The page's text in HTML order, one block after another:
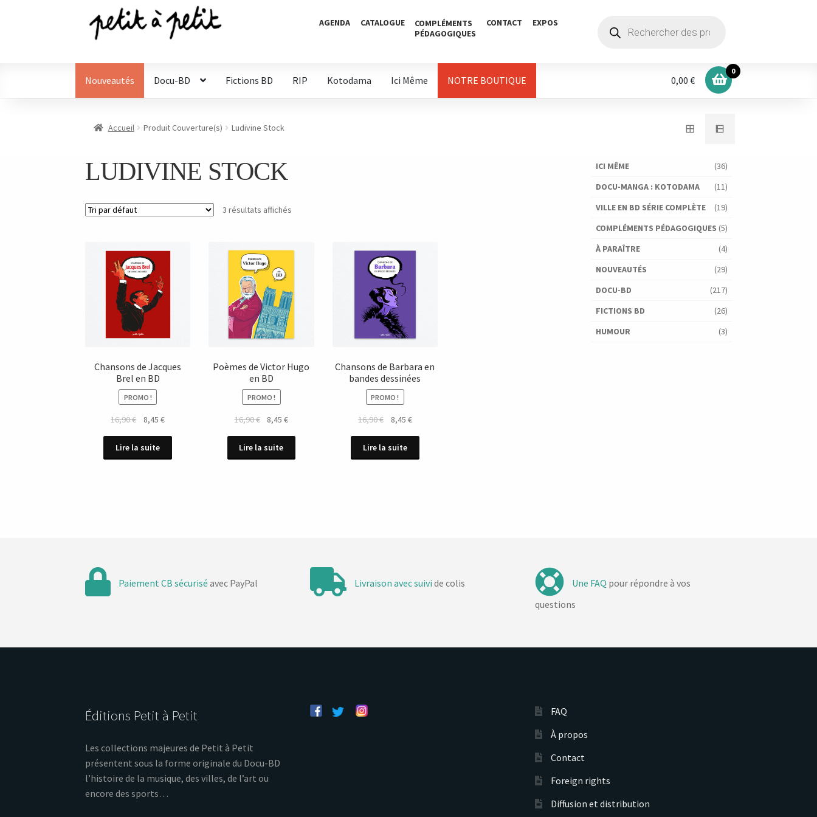
Aller
navigation
Aller
AGENDA CATALOGUE
COMPLÉMENTS
PÉDAGOGIQUES
CONTACT EXPOS
produits
Nouveautés Docu-BD Fictions BD RIP Kotodama Ici Même NOTRE BOUTIQUE 0,00 €
0
Accueil Produit Couverture(s) Ludivine Stock
LUDIVINE STOCK
3 résultats affichés
Chansons de Jacques
Brel en BD
PROMO !
16,90€
Le
initial
était :
8,45€Le
est :
Lire la suite
Poèmes de Victor Hugo
en BD
PROMO !
16,90€
Le
initial
était :
8,45€Le
est :
Lire la suite
Chansons de Barbara en
bandes dessinées
PROMO !
16,90€
Le
initial
était :
8,45 €Le
est :
Lire la suite
ICI MÊME
(36)
DOCU-MANGA : KOTODAMA
(11)
VILLE EN BD SÉRIE COMPLÈTE
(19)
COMPLÉMENTS PÉDAGOGIQUES (5)
À PARAÎTRE
(4)
NOUVEAUTÉS
(29)
DOCU-BD
(217)
FICTIONS BD
(26)
HUMOUR
(3)
Paiement CB sécurisé avec PayPal Livraison avec suivi de colis Une FAQ pour répondre à vos
questions
Éditions Petit à Petit
Les collections majeures de Petit à Petit
présentent sous la forme originale du Docu-BD
l’histoire de la musique, des villes, de l’art ou
encore des sports…
FAQ
À propos
Contact
Foreign rights
Diffusion et distribution